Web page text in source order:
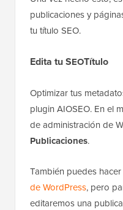
publicaciones y
tu título SEO.
Edita tu SEOTítulo
Optimizar tus
plugin AIOSEO. En el
de administración de
Publicaciones.
También puedes
de WordPress, pero
editaremos una